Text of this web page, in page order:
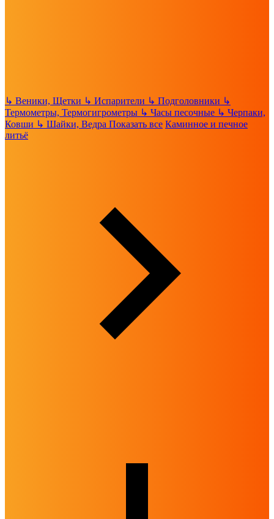
↳ Веники, Щетки ↳ Испарители ↳ Подголовники ↳
Термометры, Термогигрометры ↳ Часы песочные ↳ Черпаки,
Ковши ↳ Шайки, Ведра Показать все Каминное и печное
литьё